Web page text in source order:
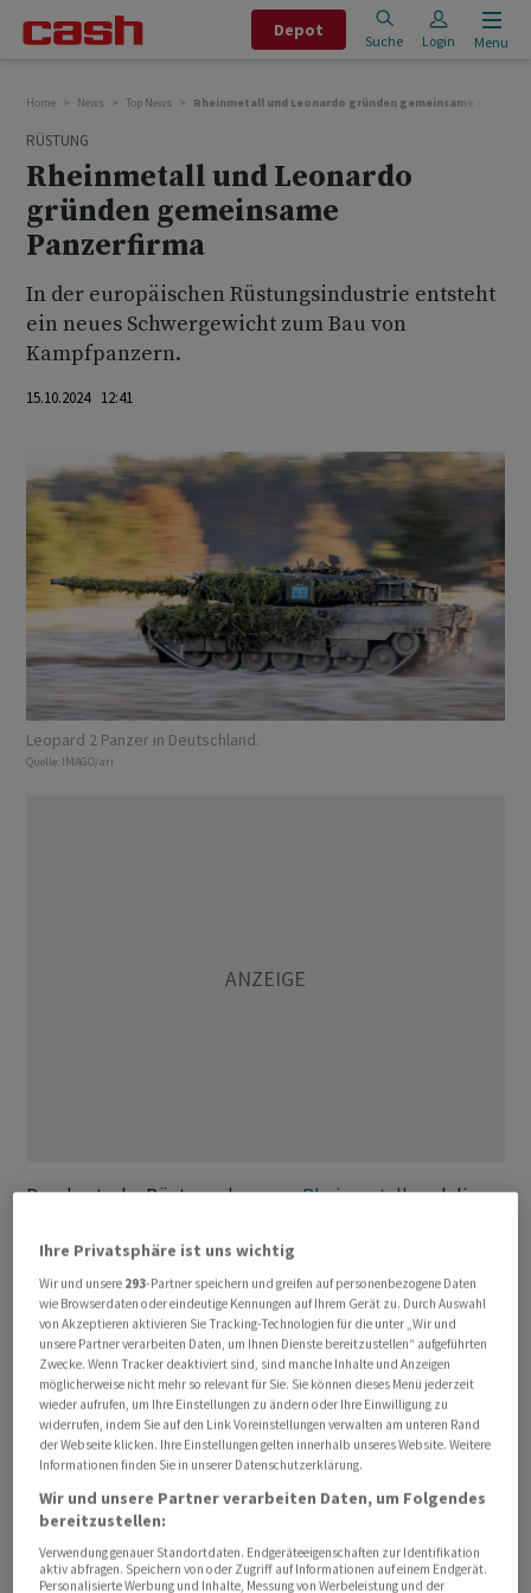
Depot
Suche Login Menu
Home News Top News Rheinmetall und Leonardo gründen gemeinsame
RÜSTUNG
Rheinmetall und Leonardo
gründen gemeinsame
Panzerfirma
In der europäischen Rüstungsindustrie entsteht
ein neues Schwergewicht zum Bau von
Kampfpanzern.
15.10.2024 12:41
Leopard 2 Panzer in Deutschland.
Quelle: IMAGO/ari
Der deutsche RüstungskonzernRheinmetallund die
Gründung eines gemeinsamen Unternehmens bekannt,
bei dem beide Partner jeweils 50 Prozent der Anteile
halten. Mit der formellen Genehmigung durch die
Behörden rechnen sie bis Anfang 2025. Als erster
Grossauftrag ist eine Bestellung der italienischen Armee
mit einem Gesamtwert von mehr als 20 Milliarden Euro
in Sicht.
Die neue Firma soll ihren Hauptsitz in Rom haben. Das
operative Zentrum soll in der norditalienischen
Hafenstadt La Spezia angesiedelt werden, woLeonardo
heute bereits ein Werk hat. 60 Prozent der Aktivitäten
Ihre Privatsphäre ist uns wichtig
Wir und unsere 293-Partner speichern und greifen auf personenbezogene Daten
wie Browserdaten oder eindeutige Kennungen auf Ihrem Gerät zu. Durch Auswahl
von Akzeptieren aktivieren Sie Tracking-Technologien für die unter „Wir und
unsere Partner verarbeiten Daten, um Ihnen Dienste bereitzustellen“ aufgeführten
Zwecke. Wenn Tracker deaktiviert sind, sind manche Inhalte und Anzeigen
möglicherweise nicht mehr so relevant für Sie. Sie können dieses Menü jederzeit
wieder aufrufen, um Ihre Einstellungen zu ändern oder Ihre Einwilligung zu
widerrufen, indem Sie auf den Link Voreinstellungen verwalten am unteren Rand
der Webseite klicken. Ihre Einstellungen gelten innerhalb unseres Website. Weitere
Informationen finden Sie in unserer Datenschutzerklärung.
Wir und unsere Partner verarbeiten Daten, um Folgendes
bereitzustellen:
Verwendung genauer Standortdaten. Endgeräteeigenschaften zur Identifikation
aktiv abfragen. Speichern von oder Zugriff auf Informationen auf einem Endgerät.
Personalisierte Werbung und Inhalte, Messung von Werbeleistung und der